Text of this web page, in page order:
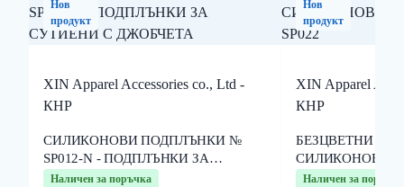
Нов
продукт
XIN Apparel Accessories co., Ltd -
КНР
СИЛИКОНОВИ ПОДПЛЪНКИ №
SP012-N - ПОДПЛЪНКИ ЗА
СУТИЕНИ С ДЖОБЧЕТА
Наличен за поръчка
Нов
продукт
XIN Apparel
КНР
БЕЗЦВЕТНИ
СИЛИКОНОВИ
SP022
Наличен за поръчка